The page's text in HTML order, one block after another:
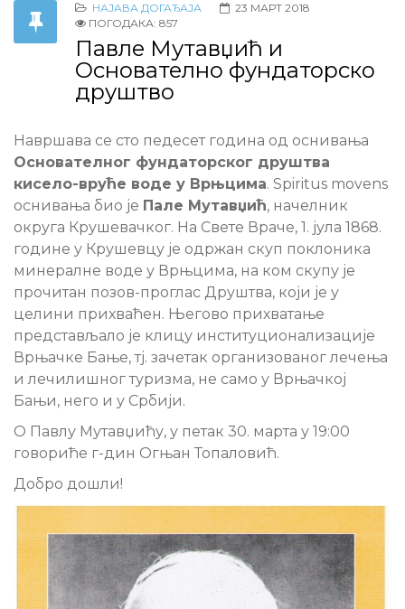
НАЈАВА ДОГАЂАЈА
23 МАРТ 2018
ПОГОДАКА: 857
Павле Мутавџић и
Основателно фундаторско
друштво
Навршава се сто педесет година од оснивања
Основателног фундаторског друштва
кисело-вруће воде у Врњцима. Spiritus movens
оснивања био је Пале Мутавџић, начелник
округа Крушевачког. На Свете Враче, 1. јула 1868.
године у Крушевцу је одржан скуп поклоника
минералне воде у Врњцима, на ком скупу је
прочитан позов-проглас Друштва, који је у
целини прихваћен. Његово прихватање
представљало је клицу институционализације
Врњачке Бање, тј. зачетак организованог лечења
и лечилишног туризма, не само у Врњачкој
Бањи, него и у Србији.
О Павлу Мутавџићу, у петак 30. марта у 19:00
говориће г-дин Огњан Топаловић.
Добро дошли!